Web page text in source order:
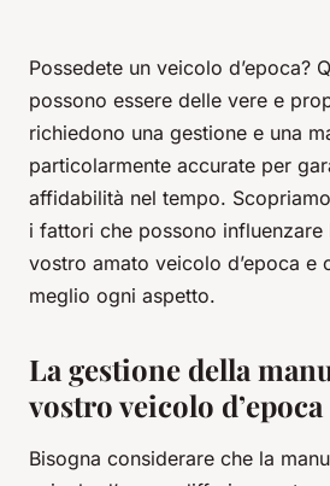
Possedete un veicolo d’epoca?
possono essere delle vere e
richiedono una gestione e una
particolarmente accurate per
affidabilità nel tempo.
i fattori che possono influenzare
vostro amato veicolo d’epoca e
meglio ogni aspetto.
La gestione della
vostro veicolo d’epoca
Bisogna considerare che la